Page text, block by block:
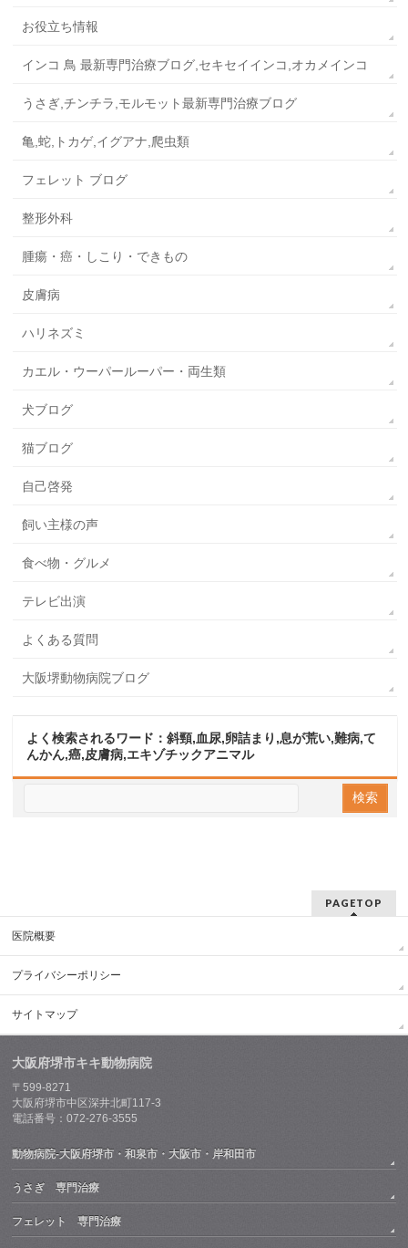
お役立ち情報
インコ 鳥 最新専門治療ブログ,セキセイインコ,オカメインコ
うさぎ,チンチラ,モルモット最新専門治療ブログ
亀,蛇,トカゲ,イグアナ,爬虫類
フェレット ブログ
整形外科
腫瘍・癌・しこり・できもの
皮膚病
ハリネズミ
カエル・ウーパールーパー・両生類
犬ブログ
猫ブログ
自己啓発
飼い主様の声
食べ物・グルメ
テレビ出演
よくある質問
大阪堺動物病院ブログ
よく検索されるワード：斜頸,血尿,卵詰まり,息が荒い,難病,て
んかん,癌,皮膚病,エキゾチックアニマル
PAGETOP
医院概要
プライバシーポリシー
サイトマップ
大阪府堺市キキ動物病院
〒599-8271
大阪府堺市中区深井北町117-3
電話番号：072-276-3555
動物病院-大阪府堺市・和泉市・大阪市・岸和田市
うさぎ 専門治療
フェレット 専門治療